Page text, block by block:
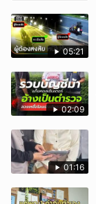
05:21
02:09
01:16